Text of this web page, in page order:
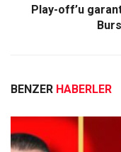
Play-off’u
BENZER HABERLER